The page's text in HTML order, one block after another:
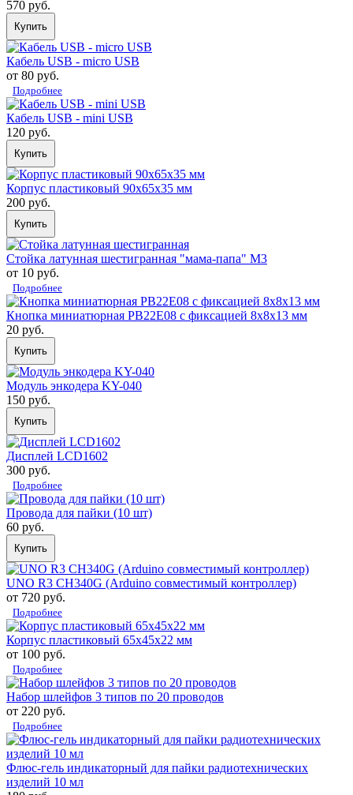
570 руб.
Купить
Кабель USB - micro USB
от 80 руб.
Подробнее
Кабель USB - mini USB
120 руб.
Купить
Корпус пластиковый 90х65х35 мм
200 руб.
Купить
Стойка латунная шестигранная "мама-папа" М3
от 10 руб.
Подробнее
Кнопка миниатюрная PB22E08 с фиксацией 8x8x13 мм
20 руб.
Купить
Модуль энкодера KY-040
150 руб.
Купить
Дисплей LCD1602
300 руб.
Подробнее
Провода для пайки (10 шт)
60 руб.
Купить
UNO R3 CH340G (Arduino совместимый контроллер)
от 720 руб.
Подробнее
Корпус пластиковый 65х45х22 мм
от 100 руб.
Подробнее
Набор шлейфов 3 типов по 20 проводов
от 220 руб.
Подробнее
Флюс-гель индикаторный для пайки радиотехнических
изделий 10 мл